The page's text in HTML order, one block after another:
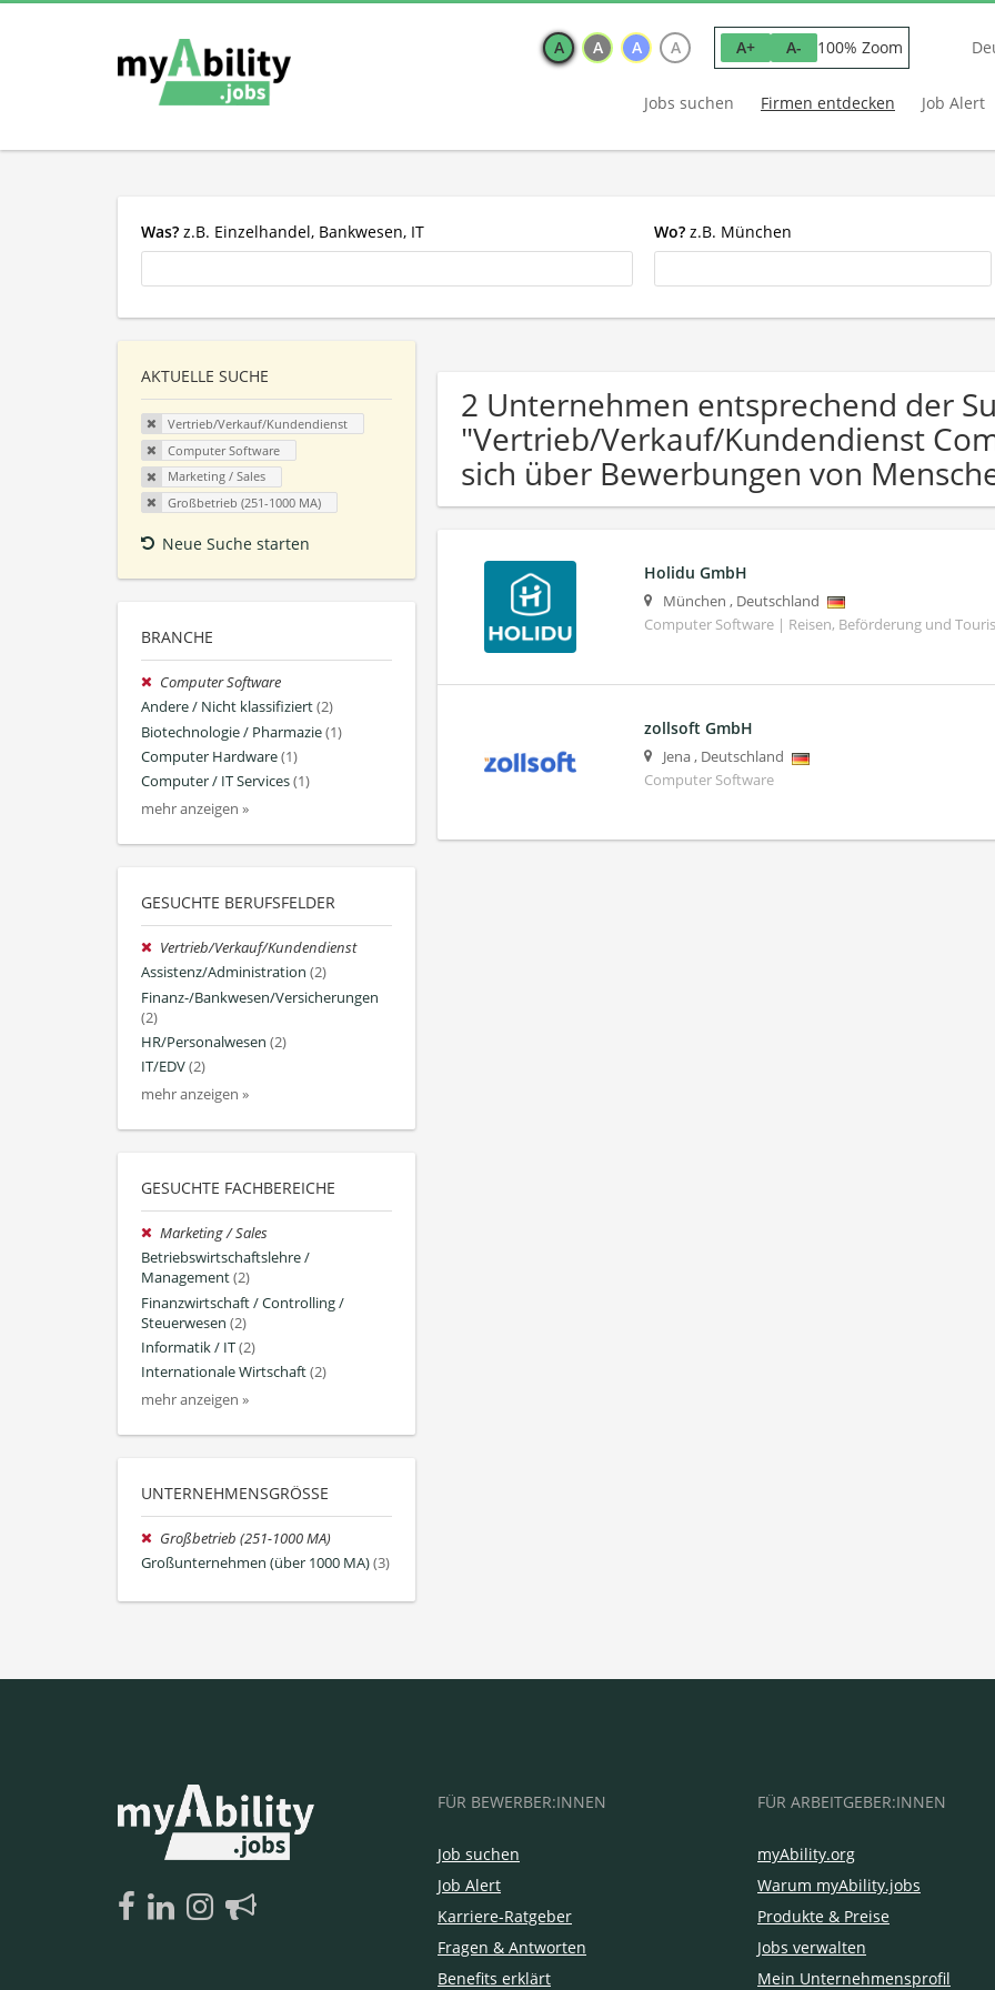
A A A A A+ A- 100% Zoom
Jobs suchen Firmen entdecken Job Alert
Was? z.B. Einzelhandel, Bankwesen, IT Wo? z.B. München
AKTUELLE SUCHE
Vertrieb/Verkauf/Kundendienst
Computer Software
Marketing / Sales
Großbetrieb (251-1000 MA)
Neue Suche starten
BRANCHE
Computer Software
Andere / Nicht klassifiziert(2)
Biotechnologie / Pharmazie(1)
Computer Hardware(1)
Computer / IT Services(1)
mehr anzeigen »
GESUCHTE BERUFSFELDER
Vertrieb/Verkauf/Kundendienst
Assistenz/Administration (2)
Finanz-/Bankwesen/Versicherungen
(2)
HR/Personalwesen (2)
IT/EDV(2)
mehr anzeigen »
GESUCHTE FACHBEREICHE
Marketing / Sales
Betriebswirtschaftslehre /
Management(2)
Finanzwirtschaft / Controlling /
Steuerwesen (2)
Informatik / IT(2)
Internationale Wirtschaft(2)
mehr anzeigen »
UNTERNEHMENSGRÖSSE
Großbetrieb (251-1000 MA)
Großunternehmen (über 1000 MA)(3)
2 Unternehmen entsprechend der
"Vertrieb/Verkauf/Kundendienst
sich über Bewerbungen von
Holidu GmbH
München , Deutschland
Computer Software | Reisen, Beförderung und
zollsoft GmbH
Jena, Deutschland
Computer Software
FÜR BEWERBER:INNEN
Job suchen
Job Alert
Karriere-Ratgeber
Fragen & Antworten
Benefits erklärt
FÜR ARBEITGEBER:INNEN
myAbility.org
Warum myAbility.jobs
Produkte & Preise
Jobs verwalten
Mein Unternehmensprofil